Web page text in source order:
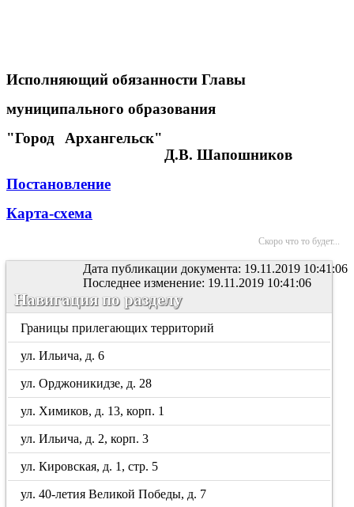
Исполняющий обязанности Главы
муниципального образования
"Город Архангельск"
Д.В. Шапошников
Постановление
Карта-схема
Скоро что то будет...
Дата публикации документа: 19.11.2019 10:41:06
Последнее изменение: 19.11.2019 10:41:06
Навигация по разделу
Границы прилегающих территорий
ул. Ильича, д. 6
ул. Орджоникидзе, д. 28
ул. Химиков, д. 13, корп. 1
ул. Ильича, д. 2, корп. 3
ул. Кировская, д. 1, стр. 5
ул. 40-летия Великой Победы, д. 7